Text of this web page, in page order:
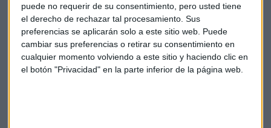
puede no requerir de su consentimiento, pero usted tiene
el derecho de rechazar tal procesamiento. Sus
preferencias se aplicarán solo a este sitio web. Puede
cambiar sus preferencias o retirar su consentimiento en
cualquier momento volviendo a este sitio y haciendo clic en
el botón "Privacidad" en la parte inferior de la página web.
3.º Fundación “la Caixa”
Start-ups y Pymes:
1.º Top Photo Talent Show